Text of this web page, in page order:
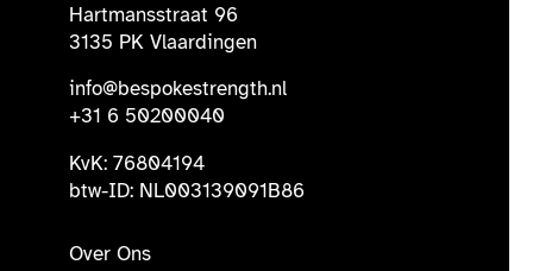
Hartmansstraat 96
3135 PK Vlaardingen
info@bespokestrength.nl
+31 6 50200040
KvK: 76804194
btw-ID: NL003139091B86
Over Ons